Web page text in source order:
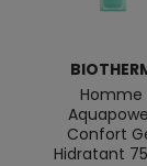
Homme
Confort
Hidratant